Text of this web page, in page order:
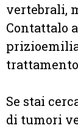
vertebrali,
Contattalo
trattamento
Se stai
di tumori